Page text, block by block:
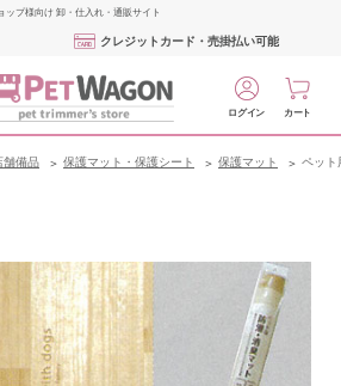
プ様向け 卸・仕入れ・通販サイト
クレジットカード・売掛払い可能
ログイン カート
舗備品 保護マット・保護シート 保護マット ペット